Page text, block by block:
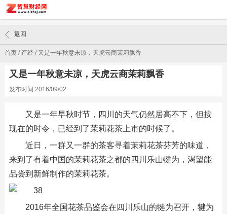
首页/ 产经/ 又是一年秋意未凉，天虎云商茉莉飘香
返回
又是一年秋意未凉，天虎云商茉莉飘香
发布时间:2016/09/02
又是一年早秋时节，四川的天气仍然居高不下，但按
现在的时令，已经到了茉莉花茶上市的时候了。
近日，一群又一群的茶客寻着茉莉花茶芬芳的味道，
来到了有着中国的茉莉花茶之都的四川乐山犍为，渴望能
品尝到新鲜制作的茉莉花茶。
2016年全国花茶品鉴会在四川乐山的犍为召开，犍为